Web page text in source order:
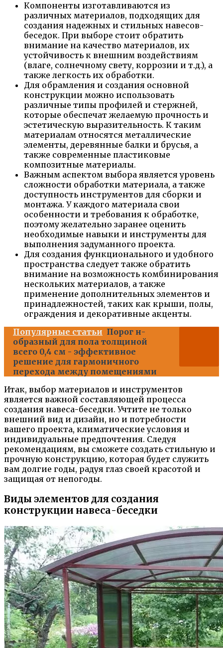
Компоненты изготавливаются из
различных материалов, подходящих для
создания надежных и стильных навесов-
беседок. При выборе стоит обратить
внимание на качество материалов, их
устойчивость к внешним воздействиям
(влаге, солнечному свету, коррозии и т.д.), а
также легкость их обработки.
Для обрамления и создания основной
конструкции можно использовать
различные типы профилей и стержней,
которые обеспечат желаемую прочность и
эстетическую выразительность. К таким
материалам относятся металлические
элементы, деревянные балки и брусья, а
также современные пластиковые
композитные материалы.
Важным аспектом выбора является уровень
сложности обработки материала, а также
доступность инструментов для сборки и
монтажа. У каждого материала свои
особенности и требования к обработке,
поэтому желательно заранее оценить
необходимые навыки и инструменты для
выполнения задуманного проекта.
Для создания функционального и удобного
пространства следует также обратить
внимание на возможность комбинирования
нескольких материалов, а также
применение дополнительных элементов и
принадлежностей, таких как крыши, полы,
ограждения и декоративные акценты.
Популярные статьи Порог н-
образный для пола толщиной
всего 0,4 см - эффективное
решение для гармоничного
перехода между помещениями
Итак, выбор материалов и инструментов
является важной составляющей процесса
создания навеса-беседки. Учтите не только
внешний вид и дизайн, но и потребности
вашего проекта, климатические условия и
индивидуальные предпочтения. Следуя
рекомендациям, вы сможете создать стильную и
прочную конструкцию, которая будет служить
вам долгие годы, радуя глаз своей красотой и
защищая от непогоды.
Виды элементов для создания
конструкции навеса-беседки